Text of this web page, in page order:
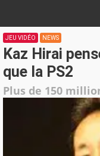
JEU VIDÉO NEWS
Kaz Hirai
que la PS2
Plus de 150